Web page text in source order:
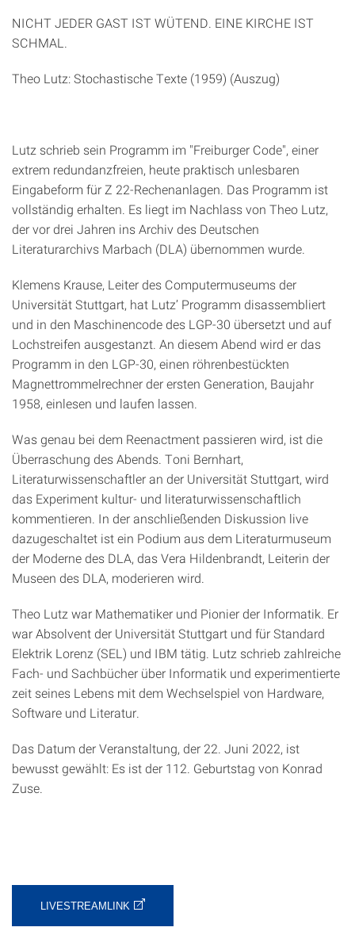
NICHT JEDER GAST IST WÜTEND. EINE KIRCHE IST
SCHMAL.
Theo Lutz: Stochastische Texte (1959) (Auszug)
Lutz schrieb sein Programm im "Freiburger Code", einer
extrem redundanzfreien, heute praktisch unlesbaren
Eingabeform für Z 22-Rechenanlagen. Das Programm ist
vollständig erhalten. Es liegt im Nachlass von Theo Lutz,
der vor drei Jahren ins Archiv des Deutschen
Literaturarchivs Marbach (DLA) übernommen wurde.
Klemens Krause, Leiter des Computermuseums der
Universität Stuttgart, hat Lutz’ Programm disassembliert
und in den Maschinencode des LGP-30 übersetzt und auf
Lochstreifen ausgestanzt. An diesem Abend wird er das
Programm in den LGP-30, einen röhrenbestückten
Magnettrommelrechner der ersten Generation, Baujahr
1958, einlesen und laufen lassen.
Was genau bei dem Reenactment passieren wird, ist die
Überraschung des Abends. Toni Bernhart,
Literaturwissenschaftler an der Universität Stuttgart, wird
das Experiment kultur- und literaturwissenschaftlich
kommentieren. In der anschließenden Diskussion live
dazugeschaltet ist ein Podium aus dem Literaturmuseum
der Moderne des DLA, das Vera Hildenbrandt, Leiterin der
Museen des DLA, moderieren wird.
Theo Lutz war Mathematiker und Pionier der Informatik. Er
war Absolvent der Universität Stuttgart und für Standard
Elektrik Lorenz (SEL) und IBM tätig. Lutz schrieb zahlreiche
Fach- und Sachbücher über Informatik und experimentierte
zeit seines Lebens mit dem Wechselspiel von Hardware,
Software und Literatur.
Das Datum der Veranstaltung, der 22. Juni 2022, ist
bewusst gewählt: Es ist der 112. Geburtstag von Konrad
Zuse.
LIVESTREAMLINK